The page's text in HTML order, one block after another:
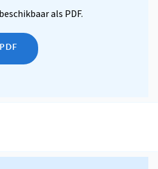
als PDF.